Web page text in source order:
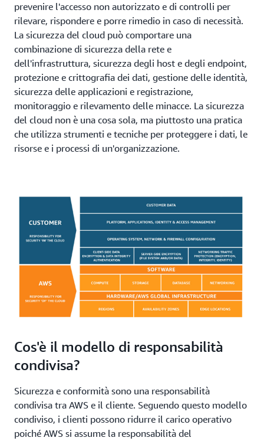
prevenire l'accesso non autorizzato e di controlli per
rilevare, rispondere e porre rimedio in caso di necessità.
La sicurezza del cloud può comportare una
combinazione di sicurezza della rete e
dell'infrastruttura, sicurezza degli host e degli endpoint,
protezione e crittografia dei dati, gestione delle identità,
sicurezza delle applicazioni e registrazione,
monitoraggio e rilevamento delle minacce. La sicurezza
del cloud non è una cosa sola, ma piuttosto una pratica
che utilizza strumenti e tecniche per proteggere i dati, le
risorse e i processi di un'organizzazione.
Cos'è il modello di responsabilità
condivisa?
Sicurezza e conformità sono una responsabilità
condivisa tra AWS e il cliente. Seguendo questo modello
condiviso, i clienti possono ridurre il carico operativo
poiché AWS si assume la responsabilità del